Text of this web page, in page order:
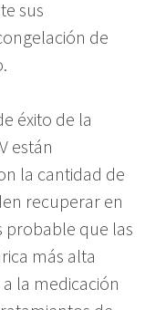
sus
de
éxito de la
están
la cantidad de
recuperar en
probable que las
más alta
la medicación